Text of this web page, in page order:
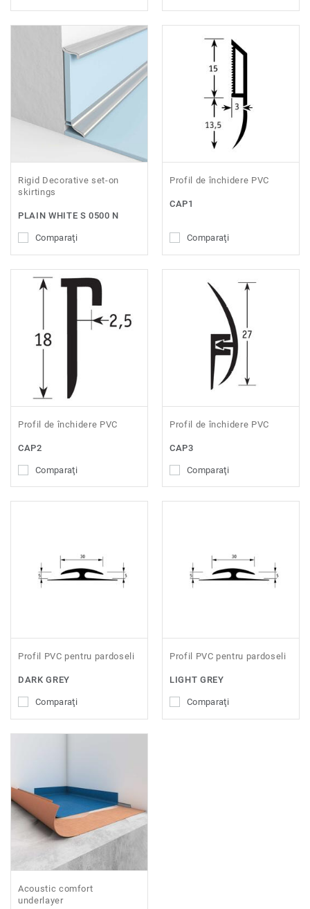
Rigid Decorative set-on
skirtings
PLAIN WHITE S 0500 N
Comparaţi
Profil de închidere PVC
CAP1
Comparaţi
Profil de închidere PVC
CAP2
Comparaţi
Profil de închidere PVC
CAP3
Comparaţi
Profil PVC pentru pardoseli
DARK GREY
Comparaţi
Profil PVC pentru pardoseli
LIGHT GREY
Comparaţi
Acoustic comfort
underlayer